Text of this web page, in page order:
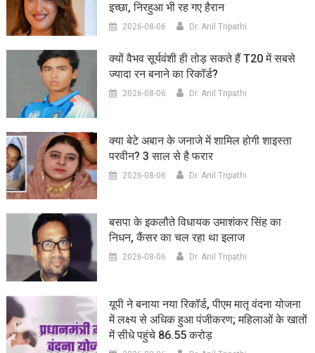
इच्छा, निरहुआ भी रह गए हैरान
2026-08-06 Dr. Anil Tripathi
क्यों वैभव सूर्यवंशी ही तोड़ सकते हैं T20 में सबसे
ज्यादा रन बनाने का रिकॉर्ड?
2026-08-06 Dr. Anil Tripathi
क्या बेटे अबान के जनाजे में शामिल होगी शाइस्ता
परवीन? 3 साल से है फरार
2026-08-06 Dr. Anil Tripathi
बसपा के इकलौते विधायक उमाशंकर सिंह का
निधन, कैंसर का चल रहा था इलाज
2026-08-06 Dr. Anil Tripathi
यूपी ने बनाया नया रिकॉर्ड, पीएम मातृ वंदना योजना
में लक्ष्य से अधिक हुआ पंजीकरण; महिलाओं के खातों
में सीधे पहुंचे 86.55 करोड़